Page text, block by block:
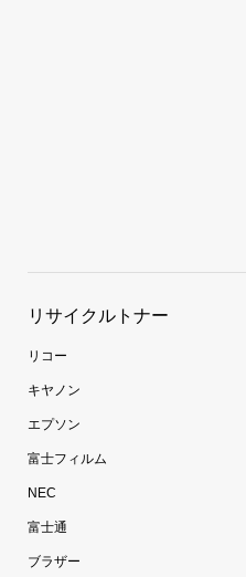
リサイクルトナー
リコー
キヤノン
エプソン
富士フィルム
NEC
富士通
ブラザー